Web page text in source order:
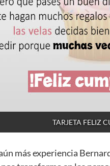
TARJETA FELIZ
más experiencia